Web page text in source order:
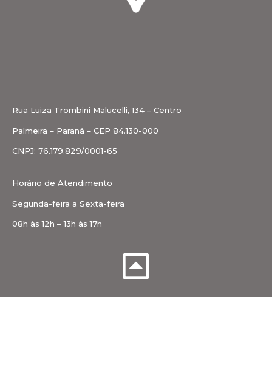
Rua Luiza Trombini Malucelli, 134 – Centro
Palmeira – Paraná – CEP 84.130-000
CNPJ: 76.179.829/0001-65
Horário de Atendimento
Segunda-feira a Sexta-feira
08h às 12h – 13h às 17h